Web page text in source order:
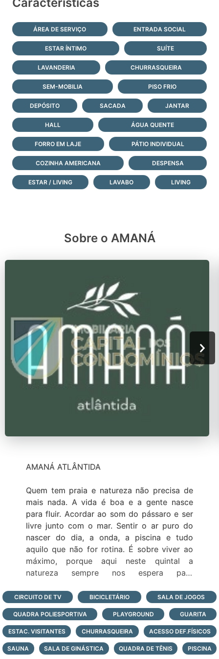
ÁREA DE SERVIÇO ENTRADA SOCIAL
ESTAR ÍNTIMO SUÍTE
LAVANDERIA CHURRASQUEIRA
SEM-MOBILIA PISO FRIO
DEPÓSITO SACADA JANTAR
HALL ÁGUA QUENTE
FORRO EM LAJE PÁTIO INDIVIDUAL
COZINHA AMERICANA DESPENSA
ESTAR / LIVING LAVABO LIVING
Sobre o AMANÁ
AMANÁ ATLÂNTIDA
Quem tem praia e natureza não precisa de
mais nada. A vida é boa e a gente nasce
para fluir. Acordar ao som do pássaro e ser
livre junto com o mar. Sentir o ar puro do
nascer do dia, a onda, a piscina e tudo
aquilo que não for rotina. É sobre viver ao
máximo, porque aqui neste quintal a
natureza sempre nos espera para
Condomínio de casas prontas em
localização nobre na praia de Atlântida.
- São 209 casas com lotes mínimos de
240m2
CIRCUITO DE TV BICICLETÁRIO SALA DE JOGOS
QUADRA POLIESPORTIVA PLAYGROUND GUARITA
ESTAC. VISITANTES CHURRASQUEIRA ACESSO DEF.FÍSICOS
SAUNA SALA DE GINÁSTICA QUADRA DE TÊNIS PISCINA